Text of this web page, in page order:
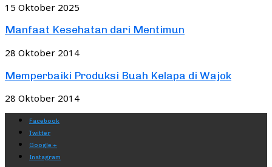
15 Oktober 2025
Manfaat Kesehatan dari Mentimun
28 Oktober 2014
Memperbaiki Produksi Buah Kelapa di Wajok
28 Oktober 2014
Facebook
Twitter
Google +
Instagram